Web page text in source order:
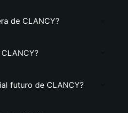
de CLANCY?
futuro de CLANCY?